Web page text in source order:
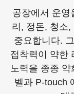
공장에서 운영
리, 정돈, 청소
중요합니다.
접착력이 약한
노력을 종종
벨과 P-touch